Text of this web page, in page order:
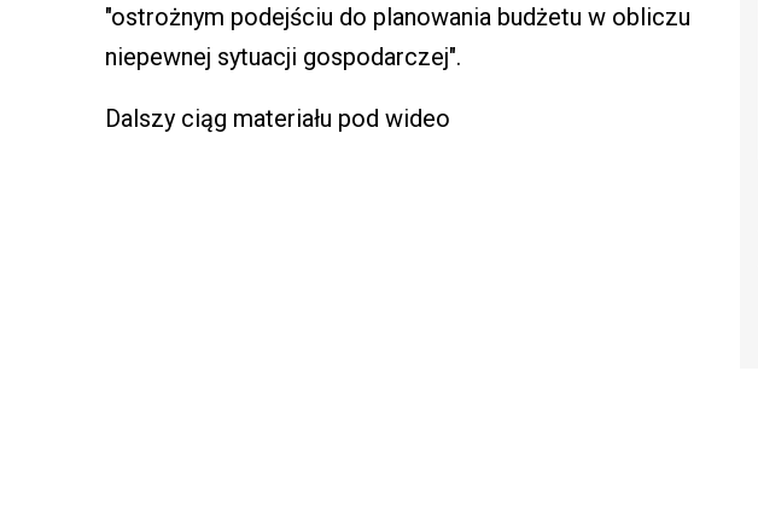
"ostrożnym podejściu do planowania budżetu w obliczu
niepewnej sytuacji gospodarczej".
Dalszy ciąg materiału pod wideo